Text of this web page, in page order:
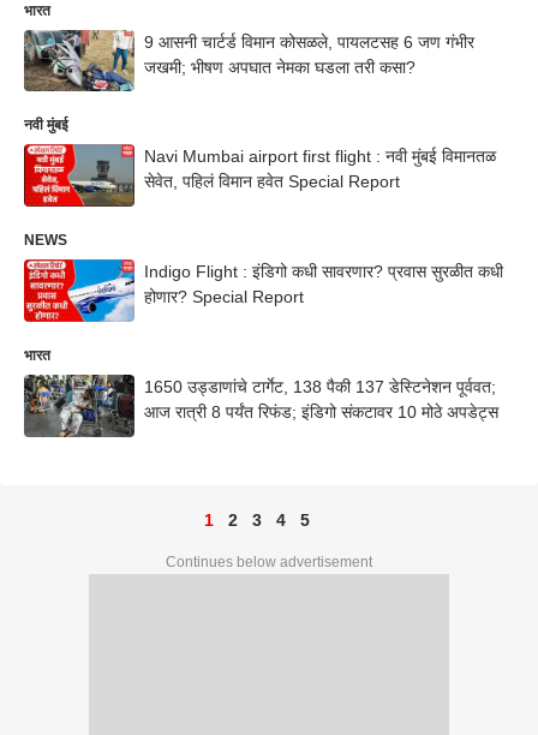
भारत
9 आसनी चार्टर्ड विमान कोसळले, पायलटसह 6 जण गंभीर
जखमी; भीषण अपघात नेमका घडला तरी कसा?
नवी मुंबई
Navi Mumbai airport first flight : नवी मुंबई विमानतळ
सेवेत, पहिलं विमान हवेत Special Report
NEWS
Indigo Flight : इंडिगो कधी सावरणार? प्रवास सुरळीत कधी
होणार? Special Report
भारत
1650 उड्डाणांचे टार्गेट, 138 पैकी 137 डेस्टिनेशन पूर्ववत;
आज रात्री 8 पर्यंत रिफंड; इंडिगो संकटावर 10 मोठे अपडेट्स
1 2 3 4 5
Continues below advertisement